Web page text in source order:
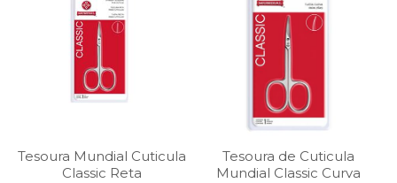
Tesoura Mundial Cuticula
Classic Reta
Tesoura de Cuticula
Mundial Classic Curva